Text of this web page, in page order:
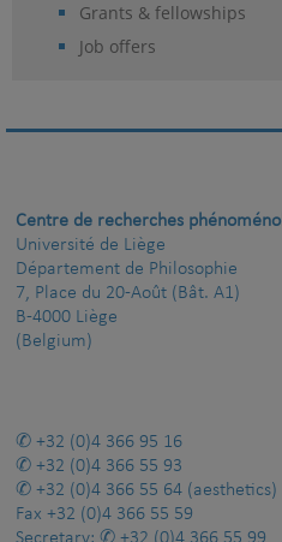
Grants & fellowships
Job offers
Centre de recherches
Université de Liège
Département de Philosophie
7, Place du 20-Août (Bât. A1)
B-4000 Liège
(Belgium)
+32 (0)4 366 95 16
+32 (0)4 366 55 93
+32 (0)4 366 55 64 (aesthetics)
Fax +32 (0)4 366 55 59